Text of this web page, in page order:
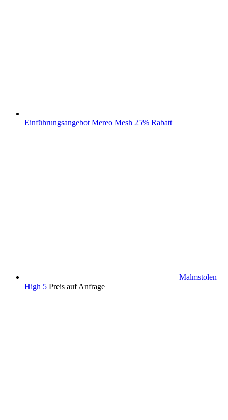
Einführungsangebot Mereo Mesh 25% Rabatt
Malmstolen
High 5 Preis auf Anfrage